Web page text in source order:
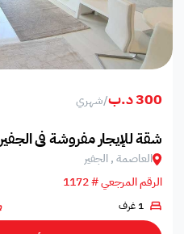
300 د.ب /شهري
شقة للإيجار مفروشة في الجفير
العاصمة , الجفير
الرقم المرجعي # 1172
1 غرف